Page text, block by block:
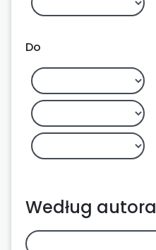
Do
Według autora